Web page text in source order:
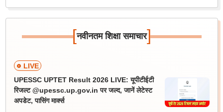
[नवीनतम शिक्षा समाचार]
LIVE
UPESSC UPTET Result 2026 LIVE: यूपीटीईटी
रिजल्ट @upessc.up.gov.in पर जल्द, जानें लेटेस्ट
अपडेट, पासिंग मार्क्स